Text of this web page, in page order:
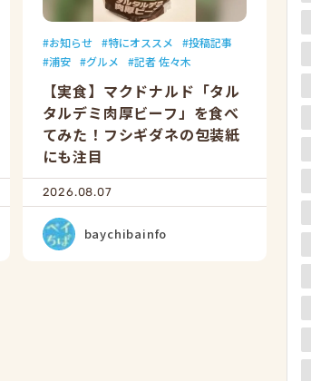
お知らせ 特にオススメ
投稿記事
浦安
グルメ 記者 佐々木
【実食】マクドナルド「タル
タルデミ肉厚ビーフ」を食べ
てみた！フシギダネの包装紙
にも注目
2026.08.07
baychibainfo